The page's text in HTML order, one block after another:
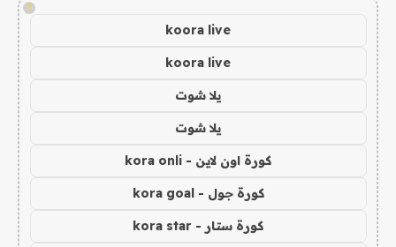
!
koora live
koora live
يلا شوت
يلا شوت
كورة اون لاين - kora onli
كورة جول - kora goal
كورة ستار - kora star